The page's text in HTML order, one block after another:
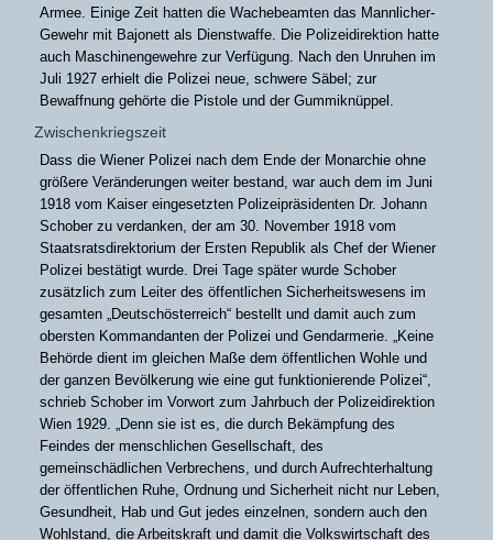
Armee. Einige Zeit hatten die Wachebeamten das Mannlicher-
Gewehr mit Bajonett als Dienstwaffe. Die Polizeidirektion hatte
auch Maschinengewehre zur Verfügung. Nach den Unruhen im
Juli 1927 erhielt die Polizei neue, schwere Säbel; zur
Bewaffnung gehörte die Pistole und der Gummiknüppel.
Zwischenkriegszeit
Dass die Wiener Polizei nach dem Ende der Monarchie ohne
größere Veränderungen weiter bestand, war auch dem im Juni
1918 vom Kaiser eingesetzten Polizeipräsidenten Dr. Johann
Schober zu verdanken, der am 30. November 1918 vom
Staatsratsdirektorium der Ersten Republik als Chef der Wiener
Polizei bestätigt wurde. Drei Tage später wurde Schober
zusätzlich zum Leiter des öffentlichen Sicherheitswesens im
gesamten „Deutschösterreich“ bestellt und damit auch zum
obersten Kommandanten der Polizei und Gendarmerie. „Keine
Behörde dient im gleichen Maße dem öffentlichen Wohle und
der ganzen Bevölkerung wie eine gut funktionierende Polizei“,
schrieb Schober im Vorwort zum Jahrbuch der Polizeidirektion
Wien 1929. „Denn sie ist es, die durch Bekämpfung des
Feindes der menschlichen Gesellschaft, des
gemeinschädlichen Verbrechens, und durch Aufrechterhaltung
der öffentlichen Ruhe, Ordnung und Sicherheit nicht nur Leben,
Gesundheit, Hab und Gut jedes einzelnen, sondern auch den
Wohlstand, die Arbeitskraft und damit die Volkswirtschaft des